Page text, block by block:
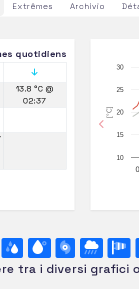
Extrêmes Archivio
quotidiens
13.8 °C @
02:37
[°C]
10
15
20
25
30
Previous
tra i diversi